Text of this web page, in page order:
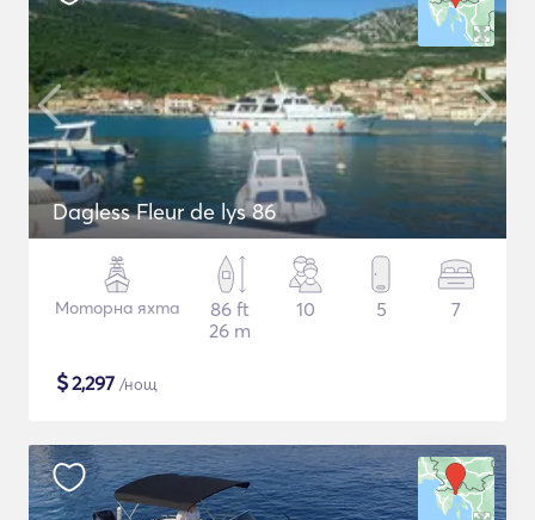
Dagless Fleur de lys 86
Моторна яхта
86 ft
26 m
10 5 7
$2,297 /нощ